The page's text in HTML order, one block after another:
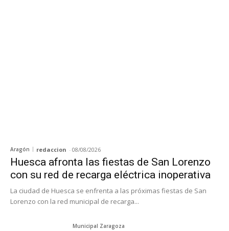
Aragón redaccion - 08/08/2026
Huesca afronta las fiestas de San Lorenzo
con su red de recarga eléctrica inoperativa
La ciudad de Huesca se enfrenta a las próximas fiestas de San
Lorenzo con la red municipal de recarga...
Municipal Zaragoza